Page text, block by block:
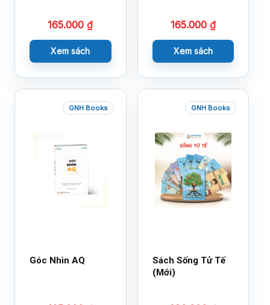
165.000₫
Xem sách
165.000 ₫
Xem sách
GNH Books
Góc Nhìn AQ
GNH Books
Sách Sống Tử Tế
(Mới)